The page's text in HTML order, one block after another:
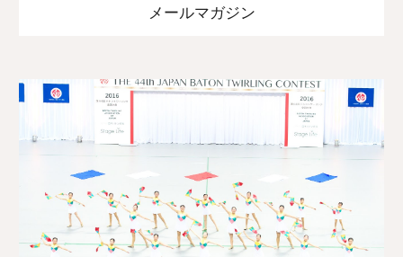
メールマガジン